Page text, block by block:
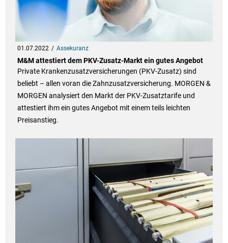
01.07.2022 Assekuranz
M&M attestiert dem PKV-Zusatz-Markt ein gutes Angebot
Private Krankenzusatzversicherungen (PKV-Zusatz) sind
beliebt – allen voran die Zahnzusatzversicherung. MORGEN &
MORGEN analysiert den Markt der PKV-Zusatztarife und
attestiert ihm ein gutes Angebot mit einem teils leichten
Preisanstieg.